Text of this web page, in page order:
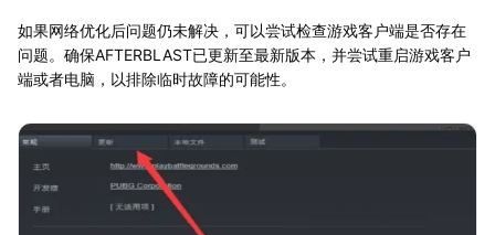
如果网络优化后问题仍未解决，可以尝试检查游戏客户端是否存在
问题。确保AFTERBLAST已更新至最新版本，并尝试重启游戏客户
端或者电脑，以排除临时故障的可能性。